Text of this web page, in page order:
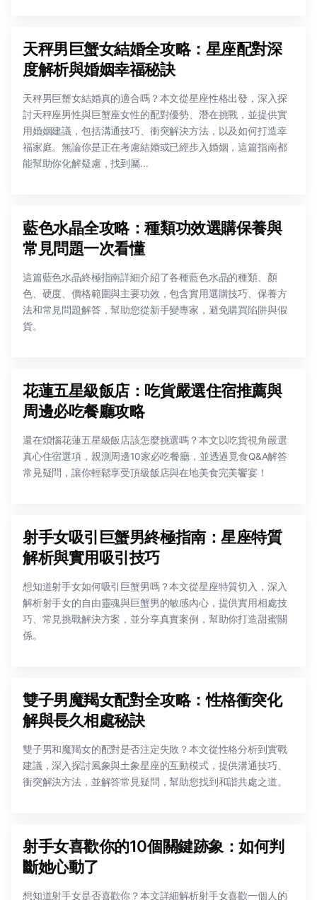
天秤男巨蟹女結婚全攻略：星座配對深
度解析與婚姻幸福秘訣
天秤男巨蟹女結婚真的適合嗎？本文從星座性格出發，深入探
討天秤座男性與巨蟹座女性的配對優勢、潛在挑戰，並提供實
用婚姻建議，包括溝通技巧、衝突解決方法，以及如何打造幸
福家庭。無論你是正在考慮結婚或已經步入婚姻，這篇指南都
能幫助你化解疑慮，找到屬...
藍色水晶全攻略：種類功效選購保養與
常見問題一次看懂
這篇藍色水晶終極指南詳細介紹了各種藍色水晶的種類、顏
色、硬度、價格範圍與主要功效，包含實用選購技巧、保養方
法和常見問題解答，幫助您從新手變專家，避免購買陷阱與假
貨。
花蓮五星級飯店：吃貨嚴選住宿推薦與
周邊必吃餐廳攻略
還在煩惱花蓮五星級飯店該怎麼挑選嗎？本文以吃貨視角嚴選
真心住宿選項，親測周邊10家必吃餐廳，並透過覓食Q&A解答
常見疑問，讓你輕鬆享受頂級飯店與在地美食完美饗宴！
射手女吸引巨蟹男終極指南：星座特質
解析與實用吸引技巧
想知道射手女如何吸引巨蟹男嗎？本文從星座特質切入，深入
解析射手女的自由靈魂與巨蟹男的敏感內心，提供實用相處技
巧、常見挑戰解決方案，並分享真實案例，幫助你打造甜蜜關
係。
雙子男魔羯女配對全攻略：性格衝突化
解與長久相處秘訣
雙子男和魔羯女的配對是否注定失敗？本文從性格分析到實戰
建議，深入探討風象與土象星座的互動模式，提供溝通技巧、
衝突解決方法，並解答常見疑問，幫助您找到和諧共處之道。
射手女喜歡你的10個關鍵跡象：如何判
斷她心動了
想知道射手女是否喜歡你？本文詳細解析射手女喜歡一個人的